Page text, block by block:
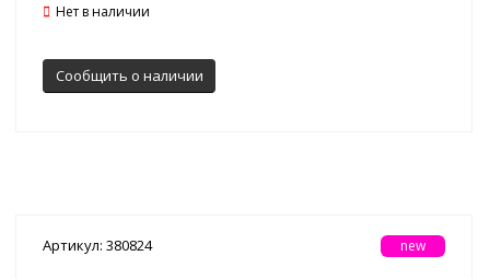
Нет в наличии
Сообщить о наличии
Артикул: 380824 new